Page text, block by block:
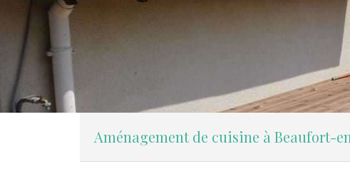
Aménagement de cuisine à Beaufort-